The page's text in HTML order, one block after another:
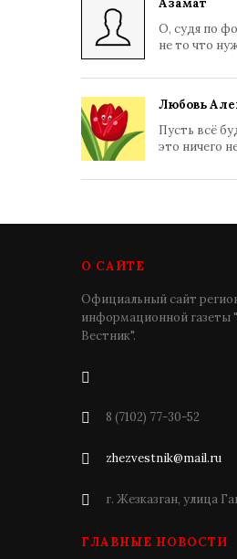
Азамат
О, судя по
не то что
Любовь
Пусть всё
это ничего
О САЙТЕ
Официальный сайт
информационной газеты
Вестник".
8 (7102) 77-30-52
zhezvestnik@mail.ru
г. Жезказган, улица
ГЛАВНЫЕ НОВОСТИ